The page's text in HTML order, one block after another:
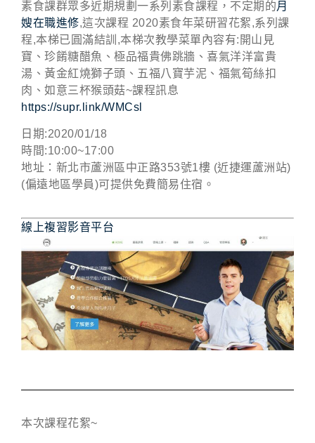
素食課群眾多近期規劃一系列素食課程，不定期的月
嫂在職進修,這次課程 2020素食年菜研習花絮,系列課
程,本梯已圓滿結訓,本梯次教學菜單內容有:開山見
寶、珍餚糖醋魚、極品福貴佛跳牆、喜氣洋洋富貴
湯、黃金紅燒獅子頭、五福八寶芋泥、福氣筍絲扣
肉、如意三杯猴頭菇~課程訊息
https://supr.link/WMCsl
日期:2020/01/18
時間:10:00~17:00
地址：新北市蘆洲區中正路353號1樓 (近捷運蘆洲站)
(偏遠地區學員)可提供免費簡易住宿。
線上複習影音平台
本次課程花絮~